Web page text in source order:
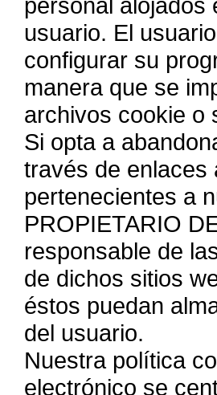
usuario. El
configurar su
manera que se
archivos cookie o
Si opta a
través de enlaces
pertenecientes a
PROPIETARIO
responsable de
de dichos sitios
éstos puedan
del usuario.
Nuestra política
electrónico se